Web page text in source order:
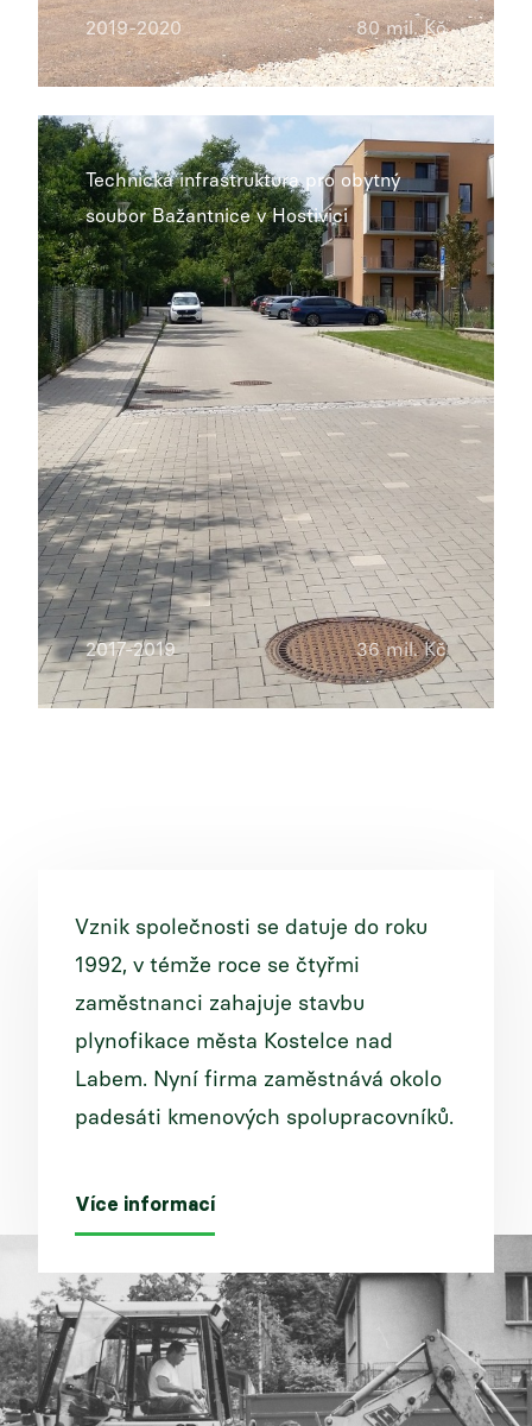
2019-2020 80 mil. Kč
Technická infrastruktura pro obytný
soubor Bažantnice v Hostivici
2017-2019 36 mil. Kč
Vznik společnosti se datuje do roku
1992, v témže roce se čtyřmi
zaměstnanci zahajuje stavbu
plynofikace města Kostelce nad
Labem. Nyní firma zaměstnává okolo
padesáti kmenových spolupracovníků.
Více informací